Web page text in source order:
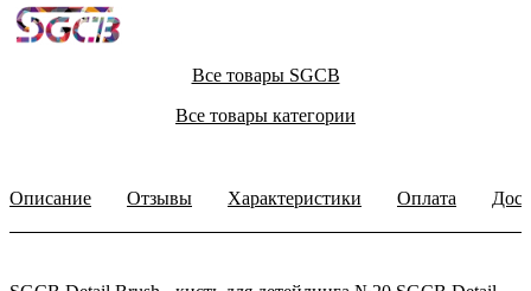
Все товары SGCB
Все товары категории
Описание Отзывы Характеристики Оплата